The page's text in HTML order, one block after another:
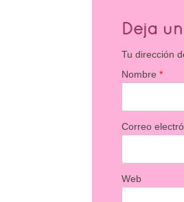
Deja
Tu dirección
Nombre*
Correo
Web